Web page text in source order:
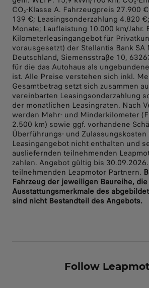
CO₂-Klasse A. Fahrzeugpreis 27.900
139 €; Leasingsonderzahlung 4.820
Monate; Laufleistung 10.000 km/Jahr.
Kilometerleasingangebot für
vorausgesetzt) der Stellantis Bank SA
Deutschland, Siemensstraße 10,
für die das Autohaus als
ist. Alle Preise verstehen sich inkl.
Gesamtbetrag setzt sich zusammen
vereinbarten Leasingsonderzahlung
der monatlichen Leasingraten. Nach
werden Mehr- und Minderkilometer
2.500 km) sowie ggf. vorhandene
Überführungs- und Zulassungskosten
Leasingangebot nicht enthalten und
ausliefernden teilnehmenden
zahlen. Angebot gültig bis
teilnehmenden Leapmotor Partnern.
Fahrzeug der jeweiligen Baureihe, die
Ausstattungsmerkmale des
sind nicht Bestandteil des Angebots.
Follow